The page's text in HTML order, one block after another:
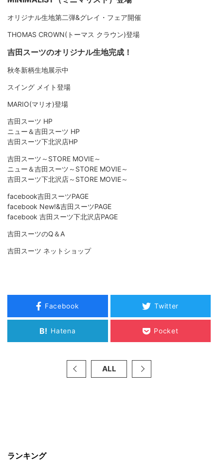
オリジナル生地第二弾&グレイ・フェア開催
THOMAS CROWN(トーマス クラウン)登場
吉田スーツのオリジナル生地完成！
秋冬新柄生地展示中
スイング メイト登場
MARIO(マリオ)登場
吉田スーツ HP
ニュー＆吉田スーツ HP
吉田スーツ下北沢店HP
吉田スーツ～STORE MOVIE～
ニュー＆吉田スーツ～STORE MOVIE～
吉田スーツ下北沢店～STORE MOVIE～
facebook吉田スーツPAGE
facebook New!&吉田スーツPAGE
facebook 吉田スーツ下北沢店PAGE
吉田スーツのQ＆A
吉田スーツ ネットショップ
Facebook Twitter
B! Hatena Pocket
ALL
ランキング